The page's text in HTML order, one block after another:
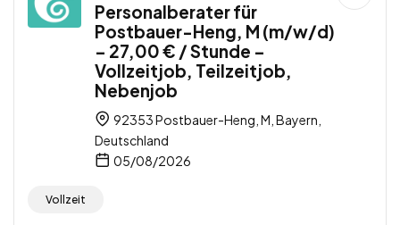
Personalberater für
Postbauer-Heng, M (m/w/d)
– 27,00 € / Stunde –
Vollzeitjob, Teilzeitjob,
Nebenjob
92353 Postbauer-Heng, M, Bayern,
Deutschland
05/08/2026
Vollzeit